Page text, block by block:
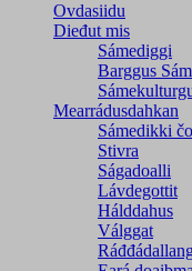
Ovdasiidu
Dieđut mis
Sámediggi
Barggus
Mearrádusdahkan
Sámedikki
Stivra
Ságadoalli
Lávdegottit
Hálddahus
Válggat